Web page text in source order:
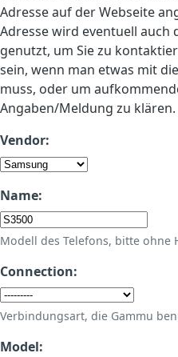
Adresse auf der Webseite
Adresse wird eventuell auch
genutzt, um Sie zu
sein, wenn man etwas mit
muss, oder um
Angaben/Meldung zu klären.
Vendor:
Name:
Modell des Telefons, bitte ohne
Connection:
Verbindungsart, die Gammu
Model: